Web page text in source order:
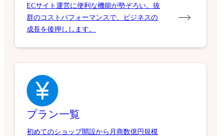
ECサイト運営に便利な機能が勢ぞろい。抜
群のコストパフォーマンスで、ビジネスの
成長を後押しします。
プラン一覧
初めてのショップ開設から月商数億円規模